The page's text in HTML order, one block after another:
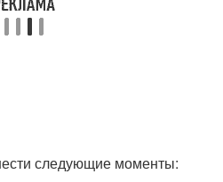
следующие моменты: